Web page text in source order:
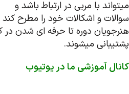
میتواند با مربی در ارتباط باشد و
سوالات و اشکالات خود را مطرح کند
هنرجویان دوره تا حرفه ای شدن در
پشتیبانی میشوند.
کانال آموزشی ما در یوتیوب